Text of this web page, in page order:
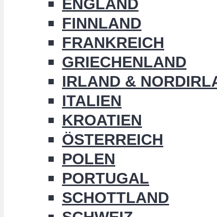
ENGLAND
FINNLAND
FRANKREICH
GRIECHENLAND
IRLAND &
ITALIEN
KROATIEN
ÖSTERREICH
POLEN
PORTUGAL
SCHOTTLAND